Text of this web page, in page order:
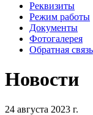
Реквизиты
Режим работы
Документы
Фотогалерея
Обратная связь
Новости
24 августа 2023 г.